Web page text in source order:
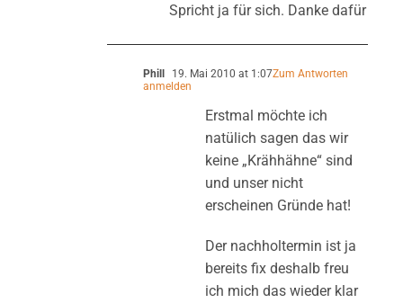
Spricht ja für sich. Danke dafür
Phill 19. Mai 2010 at 1:07Zum Antworten
anmelden
Erstmal möchte ich
natülich sagen das wir
keine „Krähhähne“ sind
und unser nicht
erscheinen Gründe hat!
Der nachholtermin ist ja
bereits fix deshalb freu
ich mich das wieder klar